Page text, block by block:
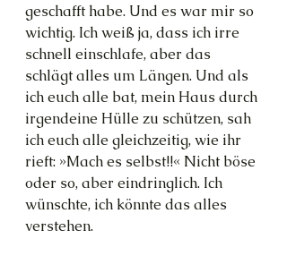
geschafft habe. Und es war mir so
wichtig. Ich weiß ja, dass ich irre
schnell einschlafe, aber das
schlägt alles um Längen. Und als
ich euch alle bat, mein Haus durch
irgendeine Hülle zu schützen, sah
ich euch alle gleichzeitig, wie ihr
rieft: »Mach es selbst!!« Nicht böse
oder so, aber eindringlich. Ich
wünschte, ich könnte das alles
verstehen.